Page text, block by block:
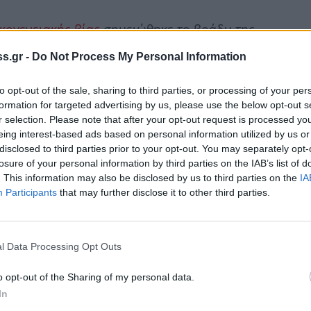
- Do Not Process My Personal Information
opt-out of the sale, sharing to third parties, or processing of your
for targeted advertising by us, please use the below opt-out
selection. Please note that after your opt-out request is processed
interest-based ads based on personal information utilized by us
to third parties prior to your opt-out. You may separately
of your personal information by third parties on the IAB’s list of
This information may also be disclosed by us to third parties on the
Participants that may further disclose it to other third parties.
Data Processing Opt Outs
opt-out of the Sharing of my personal data.
βίαςσημειώθηκε το βράδυ της
άκουσαν μια 61χρονη γυναίκα να καλεί σε
δρόμο της πόλης. Στο σημείο επενέβησαν
το βράδυ, όταν οι γείτονες άκουσαν τις
συνέβαινε μέσα στο σπίτι.
προκαλώντας της εκδορές σε διάφορα
της 61χρονης για βοήθεια και κάλεσαν